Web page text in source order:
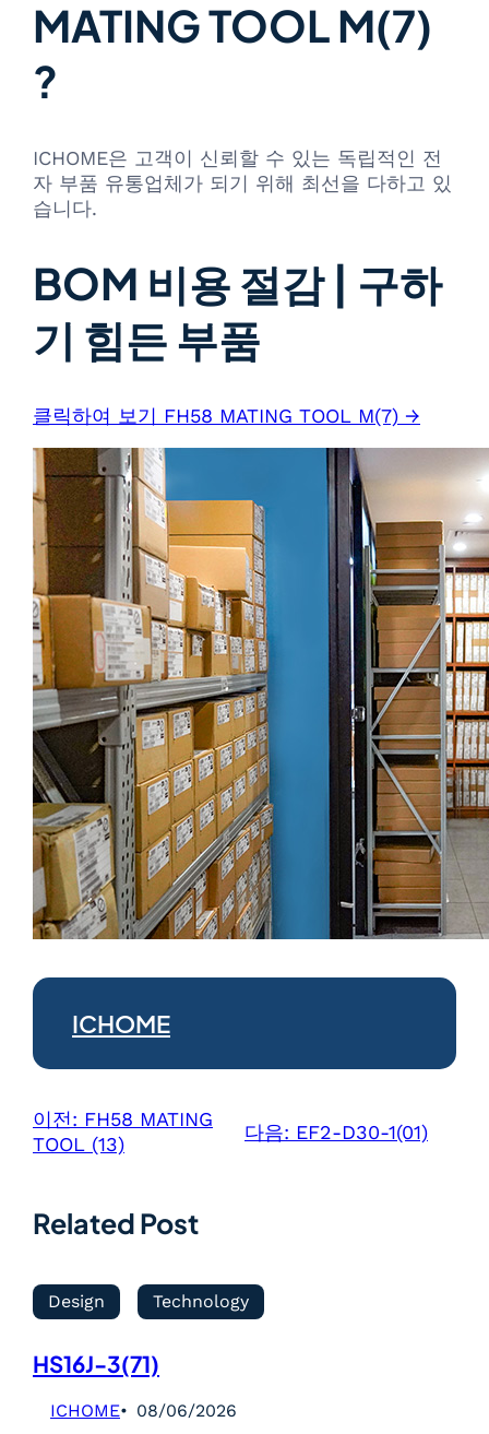
MATING TOOL M(7)
?
ICHOME은 고객이 신뢰할 수 있는 독립적인 전
자 부품 유통업체가 되기 위해 최선을 다하고 있
습니다.
BOM 비용 절감 | 구하
기 힘든 부품
클릭하여 보기 FH58 MATING TOOL M(7) →
ICHOME
이전: FH58 MATING
TOOL (13)
다음: EF2-D30-1(01)
Related Post
Design Technology
HS16J-3(71)
ICHOME 08/06/2026